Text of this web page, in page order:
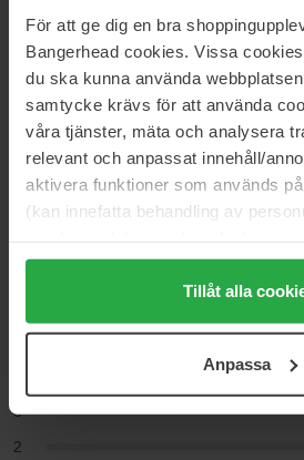
För att ge dig en bra
Bangerhead cookies. Vissa
du ska kunna använda
samtycke krävs för att använda
våra tjänster, mäta och analysera
relevant och anpassat innehåll/
aktivera funktioner som används
(kan innefatta behandling av
trycka på "Tillåt alla cookies"
medan du under "Detaljer" kan
cookies. Du kan när som helst
Tillåt alla
Anpassa
Mulberry Silk Scrunchie
Anmeldelser (7) Spørgsmål og svar
4.9
Baseret på 7
3
2